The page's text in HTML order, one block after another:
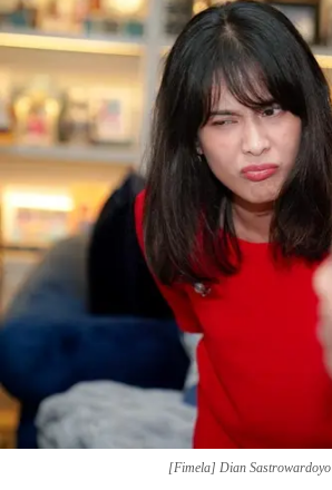
[Fimela] Dian Sastrowardoyo